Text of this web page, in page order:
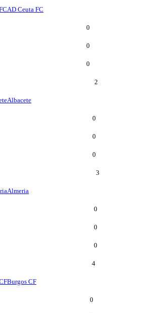
AD Ceuta FC
0
0
0
2
Albacete
0
0
0
3
Almeria
0
0
0
4
Burgos CF
0